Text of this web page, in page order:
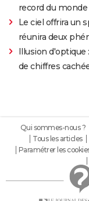
record du monde
Le ciel offrira un
réunira deux
Illusion d'optique
de chiffres
Qui sommes-nous ?
Tous les articles
Paramétrer les